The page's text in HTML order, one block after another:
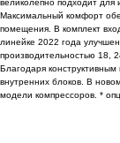
великолепно подходит для
Максимальный комфорт
помещения. В комплект
линейке 2022 года
производительностью 18,
Благодаря
внутренних блоков. В
модели компрессоров. *